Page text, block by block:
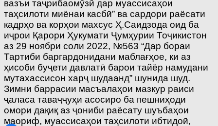
вазъи таҷрибаомӯзӣ дар муассисаҳои
таҳсилоти миёнаи касбӣ” ва сардори раёсати
кадрҳо ва корҳои махсус Ҳ.Саидзода оид ба
иҷрои Қарори Ҳукумати Ҷумҳурии Тоҷикистон
аз 29 ноябри соли 2022, №563 “Дар бораи
Тартиби баргардонидани маблағҳое, ки аз
ҳисоби буҷети давлатӣ барои тайёр намудани
мутахассисон харҷ шудаанд” шунида шуд.
Зимни баррасии масъалаҳои мазкур раиси
ҷаласа таваҷҷуҳи асосиро ба пешниҳоди
омори дақиқ аз ҷониби раёсату шуъбаҳои
маориф, муассисаҳои таҳсилоти ибтидоӣ,